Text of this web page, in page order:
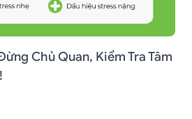
Chủ Quan, Kiểm Tra Tâm